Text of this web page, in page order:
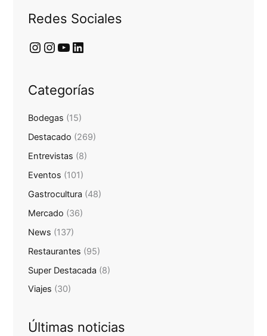
Redes Sociales
Categorías
Bodegas (15)
Destacado (269)
Entrevistas (8)
Eventos (101)
Gastrocultura (48)
Mercado (36)
News (137)
Restaurantes (95)
Super Destacada (8)
Viajes (30)
Últimas noticias